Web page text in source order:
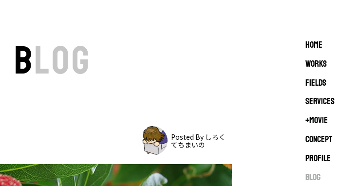
HOME
WORKS
FIELDS
SERVICES
+MOVIE
CONCEPT
PROFILE
BLOG
BLOG
Posted By しろく
てちまいの